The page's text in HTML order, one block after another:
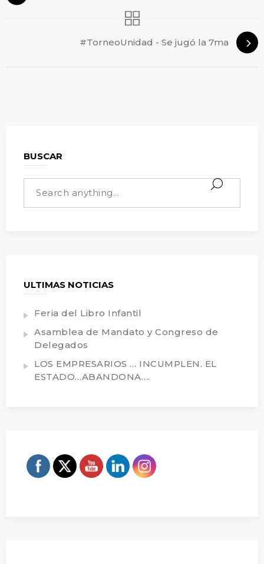
#TorneoUnidad - Se jugó la 7ma
BUSCAR
ULTIMAS NOTICIAS
Feria del Libro Infantil
Asamblea de Mandato y Congreso de
Delegados
LOS EMPRESARIOS … INCUMPLEN. EL
ESTADO…ABANDONA….